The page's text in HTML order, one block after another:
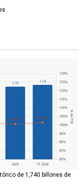
de 1,740 billones de